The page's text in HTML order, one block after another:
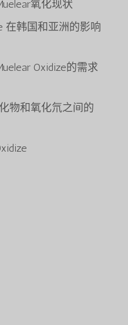
氧化现状
在韩国和亚洲的影响
Oxidize的需求
物和氧化氘之间的